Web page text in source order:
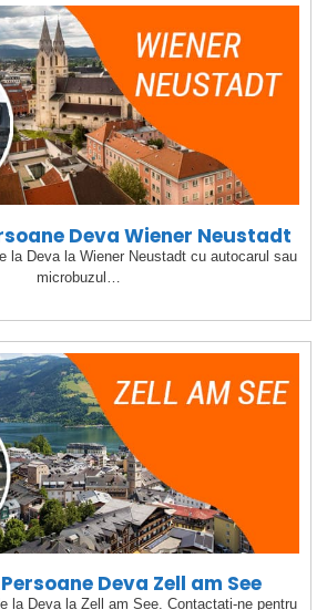
Deva Wiener Neustadt
la Deva la Wiener Neustadt cu autocarul sau
microbuzul…
Deva Zell am See
la Deva la Zell am See. Contactati-ne pentru